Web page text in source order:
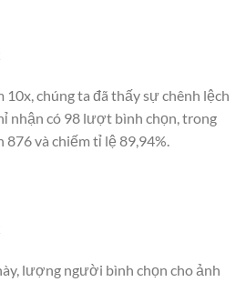
chúng ta đã thấy sự chênh lệch
nhận có 98 lượt bình chọn, trong
876 và chiếm tỉ lệ 89,94%.
lượng người bình chọn cho ảnh